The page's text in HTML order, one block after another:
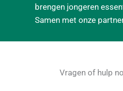
brengen jongeren
Samen met onze
Vragen of hulp